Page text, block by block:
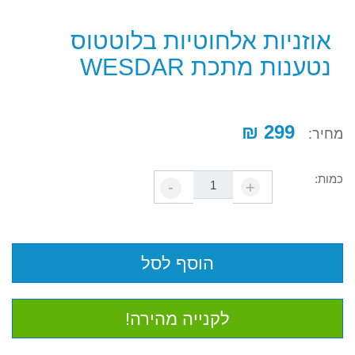
אוזניות אלחוטיות בלוטטוס
נטענות מתכת WESDAR
מחיר: 299 ₪
כמות: +
-
לקנייה מהירה!
הוסף לסל